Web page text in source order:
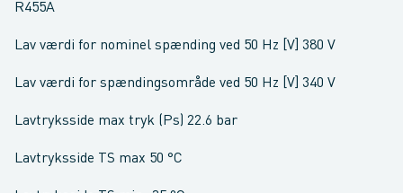
R455A
Lav værdi for nominel spænding ved 50 Hz [V] 380 V
Lav værdi for spændingsområde ved 50 Hz [V] 340 V
Lavtryksside max tryk (Ps) 22.6 bar
Lavtryksside TS max 50 °C